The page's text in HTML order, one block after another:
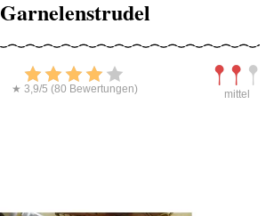
Garnelenstrudel
Bewerten
★ 3,9/5 (80 Bewertungen) mittel